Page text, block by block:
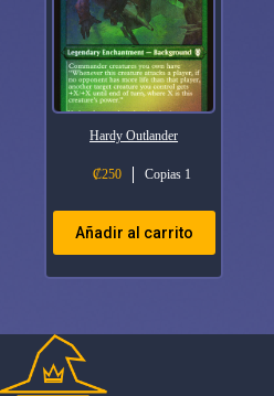
Hardy Outlander
₡250 Copias 1
Añadir al carrito